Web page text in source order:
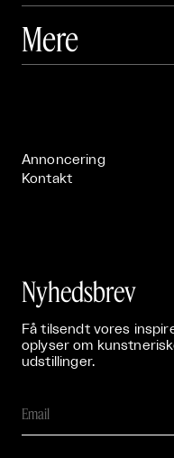
 Art Matter Festival
Mere
Annoncering
Kontakt
Nyhedsbrev
Få tilsendt vores
oplyser om
udstillinger.